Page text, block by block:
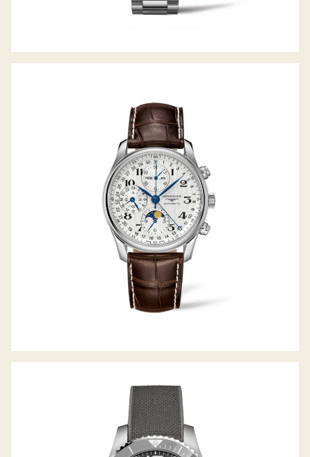
LONGINES THE MASTER COLLECTION
HYDROCONQUEST